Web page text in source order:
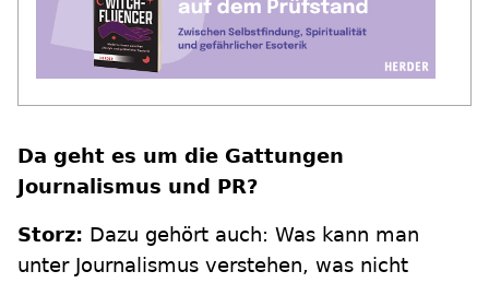
Da geht es um die Gattungen
Journalismus und PR?
Storz: Dazu gehört auch: Was kann man
unter Journalismus verstehen, was nicht